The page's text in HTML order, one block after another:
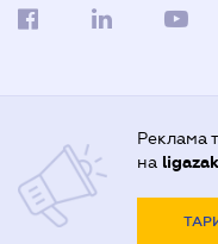
Реклама
на